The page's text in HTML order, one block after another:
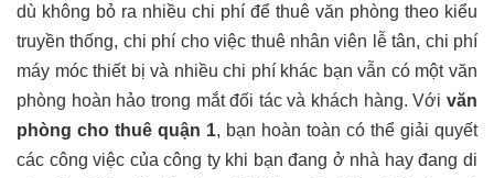
dù không bỏ ra nhiều chi phí để thuê văn phòng theo kiểu
truyền thống, chi phí cho việc thuê nhân viên lễ tân, chi phí
máy móc thiết bị và nhiều chi phí khác bạn vẫn có một văn
phòng hoàn hảo trong mắt đối tác và khách hàng. Với văn
phòng cho thuê quận 1, bạn hoàn toàn có thể giải quyết
các công việc của công ty khi bạn đang ở nhà hay đang di